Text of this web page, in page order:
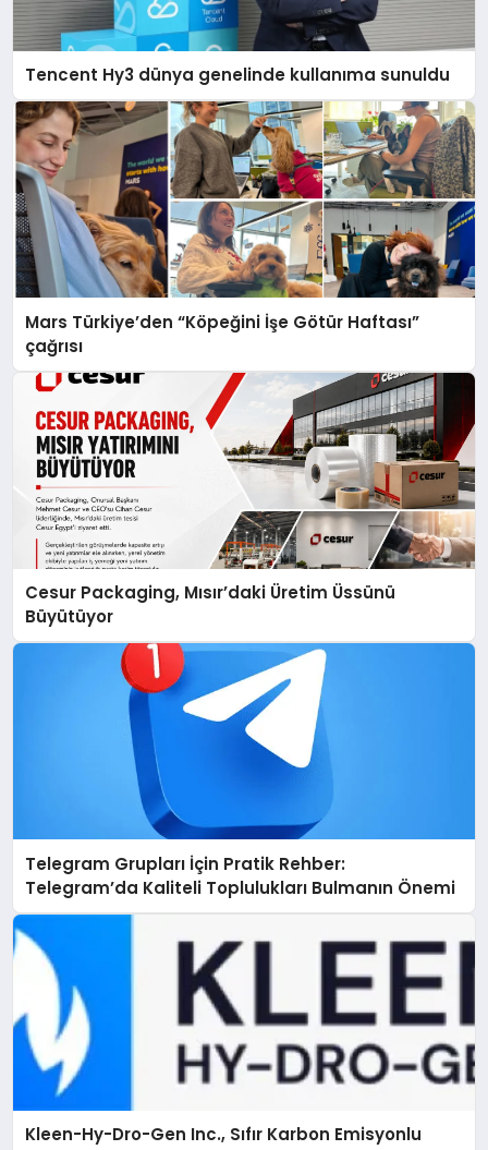
Tencent Hy3 dünya genelinde kullanıma sunuldu
Mars Türkiye’den “Köpeğini İşe Götür Haftası”
çağrısı
Cesur Packaging, Mısır’daki Üretim Üssünü
Büyütüyor
Telegram Grupları İçin Pratik Rehber:
Telegram’da Kaliteli Toplulukları Bulmanın Önemi
Kleen-Hy-Dro-Gen Inc., Sıfır Karbon Emisyonlu